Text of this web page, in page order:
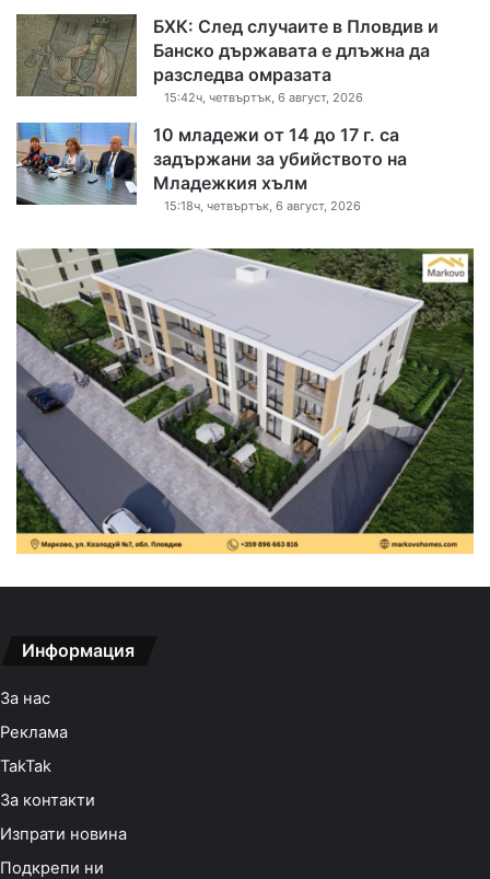
БХК: След случаите в Пловдив и
Банско държавата е длъжна да
разследва омразата
15:42ч, четвъртък, 6 август, 2026
10 младежи от 14 до 17 г. са
задържани за убийството на
Младежкия хълм
15:18ч, четвъртък, 6 август, 2026
Информация
За нас
Реклама
TakTak
За контакти
Изпрати новина
Подкрепи ни